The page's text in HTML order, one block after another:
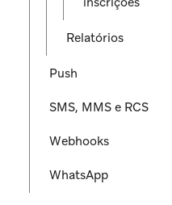
Relatórios
Push
SMS, MMS e RCS
Webhooks
WhatsApp